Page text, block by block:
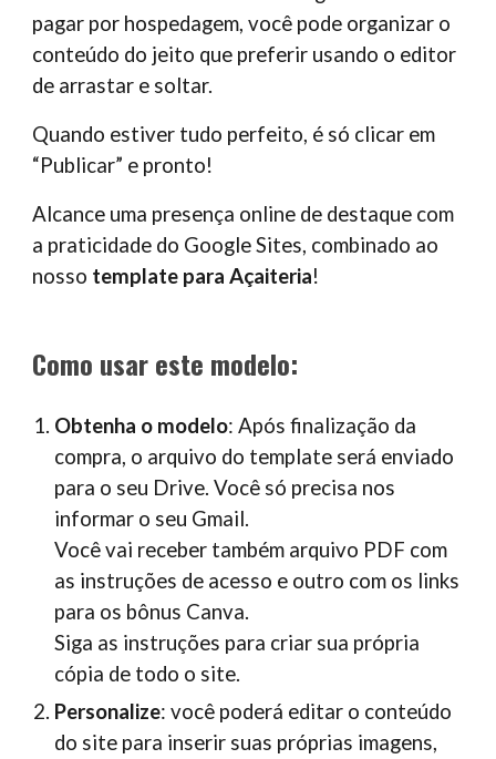
pagar por hospedagem, você pode organizar o
conteúdo do jeito que preferir usando o editor
de arrastar e soltar.
Quando estiver tudo perfeito, é só clicar em
“Publicar” e pronto!
Alcance uma presença online de destaque com
a praticidade do Google Sites, combinado ao
nosso template paraAçaiteria!
Como usar este modelo:
Obtenha o modelo: Após finalização da
compra, o arquivo do template será enviado
para o seu Drive. Você só precisa nos
informar o seu Gmail.
Você vai receber também arquivo PDF com
as instruções de acesso e outro com os links
para os bônus Canva.
Siga as instruções para criar sua própria
cópia de todo o site.
Personalize: você poderá editar o conteúdo
do site para inserir suas próprias imagens,